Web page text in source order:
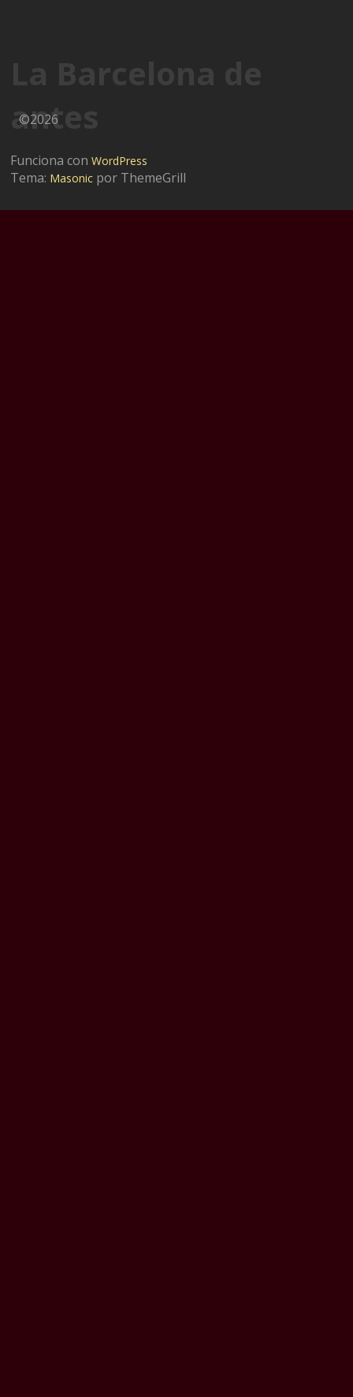
La Barcelona de
antes
©2026
Funciona conWordPress
Tema: Masonic por ThemeGrill